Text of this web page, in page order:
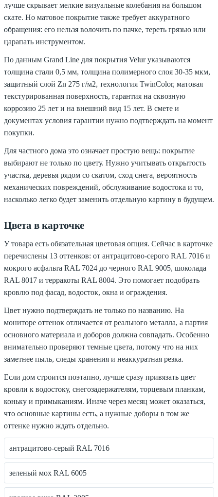
лучше скрывает мелкие визуальные колебания на большом
скате. Но матовое покрытие также требует аккуратного
обращения: его нельзя волочить по пачке, тереть грязью или
царапать инструментом.
По данным Grand Line для покрытия Velur указываются
толщина стали 0,5 мм, толщина полимерного слоя 30-35 мкм,
защитный слой Zn 275 г/м2, технология TwinColor, матовая
текстурированная поверхность, гарантия на сквозную
коррозию 25 лет и на внешний вид 15 лет. В смете и
документах условия гарантии нужно подтверждать на момент
покупки.
Для частного дома это означает простую вещь: покрытие
выбирают не только по цвету. Нужно учитывать открытость
участка, деревья рядом со скатом, сход снега, вероятность
механических повреждений, обслуживание водостока и то,
насколько легко будет заменить отдельную картину в будущем.
Цвета в карточке
У товара есть обязательная цветовая опция. Сейчас в карточке
перечислены 13 оттенков: от антрацитово-серого RAL 7016 и
мокрого асфальта RAL 7024 до черного RAL 9005, шоколада
RAL 8017 и терракоты RAL 8004. Это помогает подобрать
кровлю под фасад, водосток, окна и ограждения.
Цвет нужно подтверждать не только по названию. На
мониторе оттенок отличается от реального металла, а партия
основного материала и доборов должна совпадать. Особенно
внимательно проверяют темные цвета, потому что на них
заметнее пыль, следы хранения и неаккуратная резка.
Если дом строится поэтапно, лучше сразу привязать цвет
кровли к водостоку, снегозадержателям, торцевым планкам,
коньку и примыканиям. Иначе через месяц может оказаться,
что основные картины есть, а нужные доборы в том же
оттенке нужно ждать отдельно.
антрацитово-серый RAL 7016
зеленый мох RAL 6005